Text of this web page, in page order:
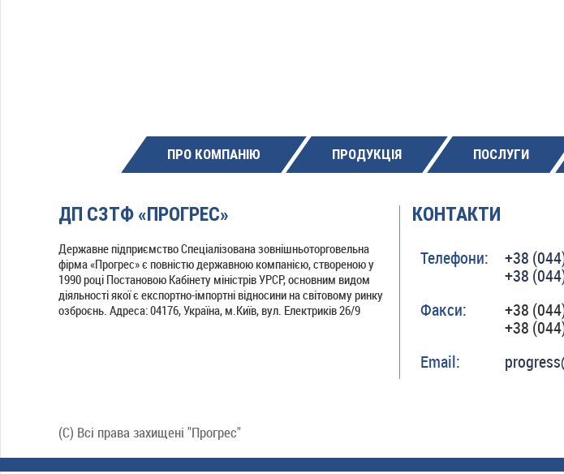
ПРО КОМПАНІЮ ПРОДУКЦІЯ ПОСЛУГИ
ДП СЗТФ «ПРОГРЕС»
Державне підприємство Спеціалізована зовнішньоторговельна
фірма «Прогрес» є повністю державною компанією, створеною у
1990 році Постановою Кабінету міністрів УРСР, основним видом
діяльності якої є експортно-імпортні відносини на світовому ринку
озброєнь. Адреса: 04176, Україна, м.Київ, вул. Електриків 26/9
КОНТАКТИ
Телефони:
+38
+38
Факси:
+38
+38
Email:
(C) Всі права захищені "Прогрес"